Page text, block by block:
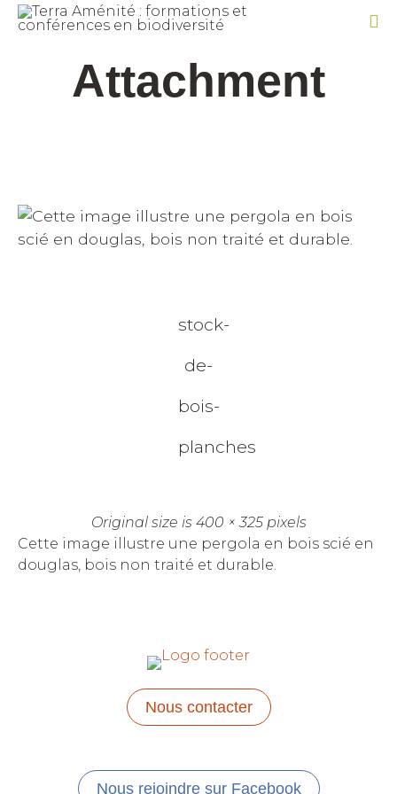
Attachment
stock-
de-
bois-
planches
Original size is 400 × 325pixels
Cette image illustre une pergola en bois scié en
douglas, bois non traité et durable.
Nous contacter
Nous rejoindre sur Facebook